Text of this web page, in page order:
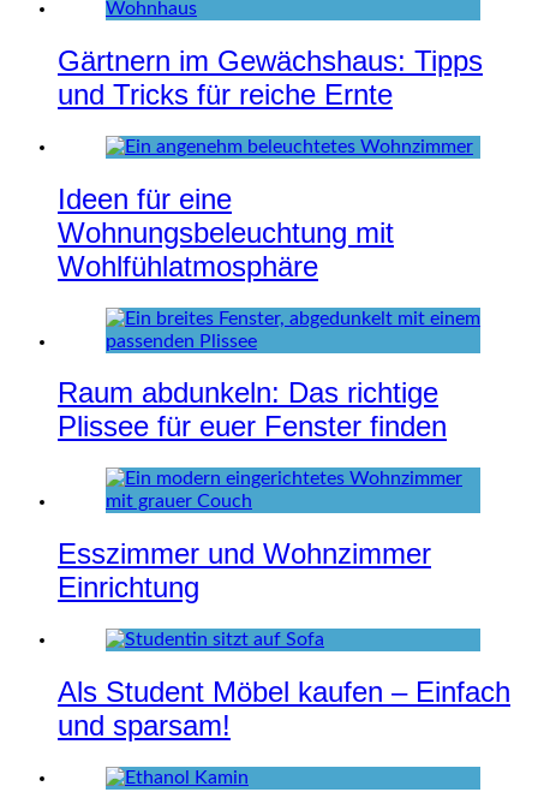
Gärtnern im Gewächshaus: Tipps
und Tricks für reiche Ernte
Ideen für eine
Wohnungsbeleuchtung mit
Wohlfühlatmosphäre
Raum abdunkeln: Das richtige
Plissee für euer Fenster finden
Esszimmer und Wohnzimmer
Einrichtung
Als Student Möbel kaufen – Einfach
und sparsam!